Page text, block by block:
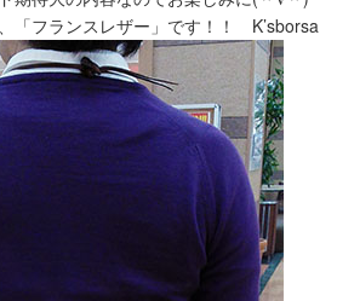
「フランスレザー」です！！ K’sborsa